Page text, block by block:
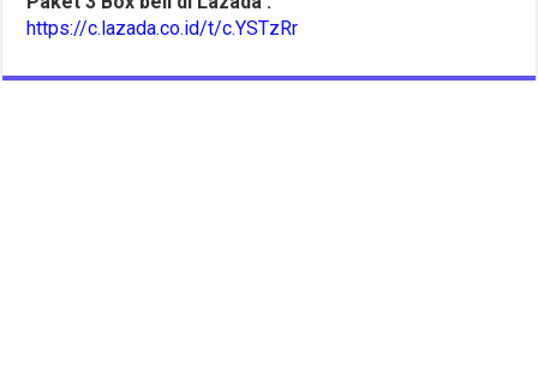
https://c.lazada.co.id/t/c.YSTzRr